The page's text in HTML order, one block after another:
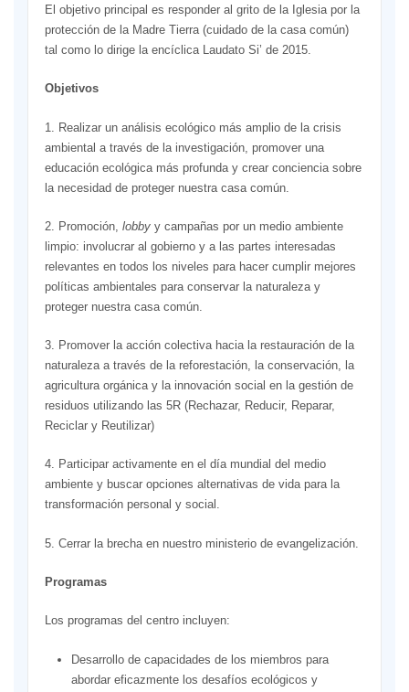
El objetivo principal es responder al grito de la Iglesia por la
protección de la Madre Tierra (cuidado de la casa común)
tal como lo dirige la encíclica Laudato Si’ de 2015.
Objetivos
1. Realizar un análisis ecológico más amplio de la crisis
ambiental a través de la investigación, promover una
educación ecológica más profunda y crear conciencia sobre
la necesidad de proteger nuestra casa común.
2. Promoción, lobbyy campañas por un medio ambiente
limpio: involucrar al gobierno y a las partes interesadas
relevantes en todos los niveles para hacer cumplir mejores
políticas ambientales para conservar la naturaleza y
proteger nuestra casa común.
3. Promover la acción colectiva hacia la restauración de la
naturaleza a través de la reforestación, la conservación, la
agricultura orgánica y la innovación social en la gestión de
residuos utilizando las 5R (Rechazar, Reducir, Reparar,
Reciclar y Reutilizar)
4. Participar activamente en el día mundial del medio
ambiente y buscar opciones alternativas de vida para la
transformación personal y social.
5. Cerrar la brecha en nuestro ministerio de evangelización.
Programas
Los programas del centro incluyen:
Desarrollo de capacidades de los miembros para
abordar eficazmente los desafíos ecológicos y